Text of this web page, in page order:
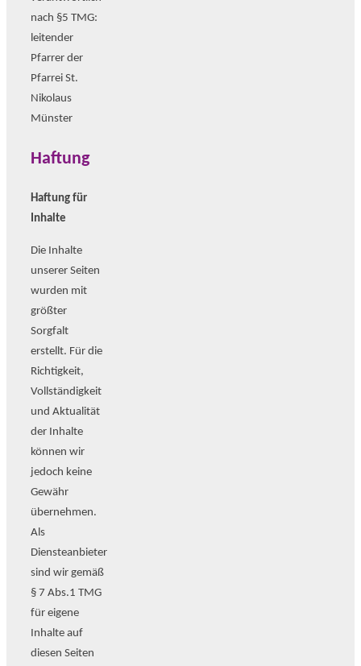
nach §5 TMG:
leitender
Pfarrer der
Pfarrei St.
Nikolaus
Münster
Haftung
Haftung für
Inhalte
Die Inhalte
unserer Seiten
wurden mit
größter
Sorgfalt
erstellt. Für die
Richtigkeit,
Vollständigkeit
und Aktualität
der Inhalte
können wir
jedoch keine
Gewähr
übernehmen.
Als
Diensteanbieter
sind wir gemäß
§ 7 Abs.1 TMG
für eigene
Inhalte auf
diesen Seiten